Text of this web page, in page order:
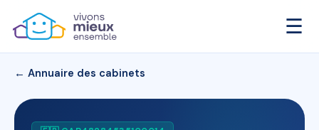
☰
← Annuaire des cabinets